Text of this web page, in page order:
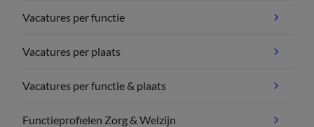
Vacatures per functie
Vacatures per plaats
Vacatures per functie & plaats
Functieprofielen Zorg & Welzijn